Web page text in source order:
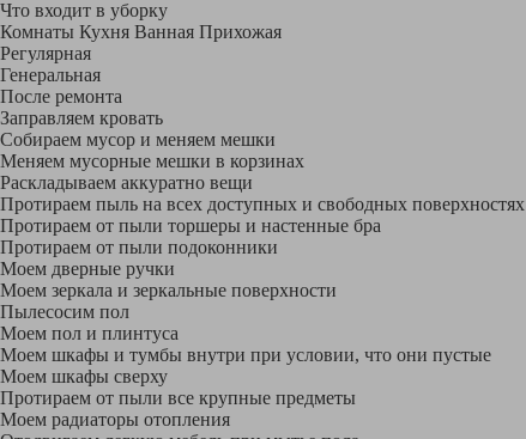
Что входит в уборку
Регу­лярная
Гене­ральная
После ремонта
Заправляем кровать
Собираем мусор и меняем мешки
Меняем мусорные мешки в корзинах
Раскладываем аккуратно вещи
Протираем пыль на всех доступных и свободных поверхностях
Протираем от пыли торшеры и настенные бра
Протираем от пыли подоконники
Моем дверные ручки
Моем зеркала и зеркальные поверхности
Пылесосим пол
Моем пол и плинтуса
Моем шкафы и тумбы внутри при условии, что они пустые
Моем шкафы сверху
Протираем от пыли все крупные предметы
Моем радиаторы отопления